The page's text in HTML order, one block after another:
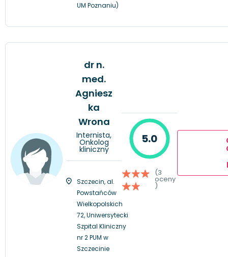
UM Poznaniu)
dr n.
med.
Agniesz
ka
Wrona
Internista,
Onkolog
kliniczny
Szczecin, al.
Powstańców
Wielkopolskich
72, Uniwersytecki
Szpital Kliniczny
nr 2 PUM w
Szczecinie
5.0
(3
oceny
)